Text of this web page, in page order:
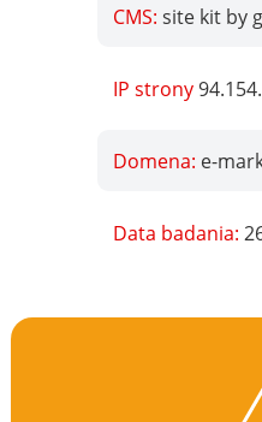
CMS:site kit by
IP strony
Domena: e-
Data badania: